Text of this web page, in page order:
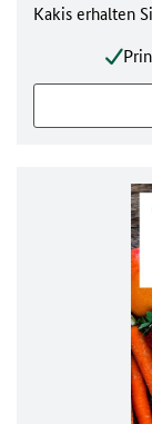
Kakis erhalten